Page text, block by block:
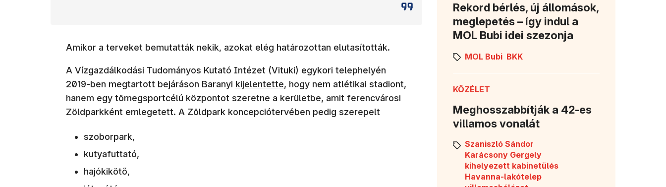
Amikor a terveket bemutatták nekik, azokat elég határozottan elutasították.
A Vízgazdálkodási Tudományos Kutató Intézet (Vituki) egykori telephelyén
2019-ben megtartott bejáráson Baranyi (új ablakban nyílik meg)
kijelentette, hogy nem atlétikai stadiont,
hanem egy tömegsportcélú központot szeretne a kerületbe, amit ferencvárosi
Zöldparkként emlegetett. A Zöldpark koncepciótervében pedig szerepelt
szoborpark,
kutyafuttató,
hajókikötő,
Rekord bérlés, új állomások,
meglepetés – így indul a
MOL Bubi idei szezonja
MOL Bubi BKK
KÖZÉLET
Meghosszabbítják a 42-es
villamos vonalát
Szaniszló Sándor
Karácsony Gergely
kihelyezett kabinetülés
Havanna-lakótelep